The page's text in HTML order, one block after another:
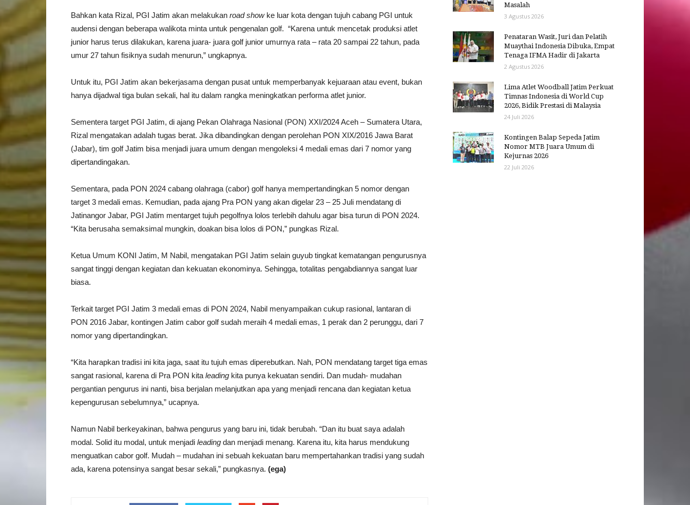
Bahkan kata Rizal, PGI Jatim akan melakukan road showke luar kota dengan tujuh cabang PGI untuk
audensi dengan beberapa walikota minta untuk pengenalan golf. “Karena untuk mencetak produksi atlet
junior harus terus dilakukan, karena juara- juara golf junior umurnya rata – rata 20 sampai 22 tahun, pada
umur 27 tahun fisiknya sudah menurun,” ungkapnya.
Untuk itu, PGI Jatim akan bekerjasama dengan pusat untuk memperbanyak kejuaraan atau event, bukan
hanya dijadwal tiga bulan sekali, hal itu dalam rangka meningkatkan performa atlet junior.
Sementera target PGI Jatim, di ajang Pekan Olahraga Nasional (PON) XXI/2024 Aceh – Sumatera Utara,
Rizal mengatakan adalah tugas berat. Jika dibandingkan dengan perolehan PON XIX/2016 Jawa Barat
(Jabar), tim golf Jatim bisa menjadi juara umum dengan mengoleksi 4 medali emas dari 7 nomor yang
dipertandingakan.
Sementara, pada PON 2024 cabang olahraga (cabor) golf hanya mempertandingkan 5 nomor dengan
target 3 medali emas. Kemudian, pada ajang Pra PON yang akan digelar 23 – 25 Juli mendatang di
Jatinangor Jabar, PGI Jatim mentarget tujuh pegolfnya lolos terlebih dahulu agar bisa turun di PON 2024.
“Kita berusaha semaksimal mungkin, doakan bisa lolos di PON,” pungkas Rizal.
Ketua Umum KONI Jatim, M Nabil, mengatakan PGI Jatim selain guyub tingkat kematangan pengurusnya
sangat tinggi dengan kegiatan dan kekuatan ekonominya. Sehingga, totalitas pengabdiannya sangat luar
biasa.
Terkait target PGI Jatim 3 medali emas di PON 2024, Nabil menyampaikan cukup rasional, lantaran di
PON 2016 Jabar, kontingen Jatim cabor golf sudah meraih 4 medali emas, 1 perak dan 2 perunggu, dari 7
nomor yang dipertandingkan.
“Kita harapkan tradisi ini kita jaga, saat itu tujuh emas diperebutkan. Nah, PON mendatang target tiga emas
sangat rasional, karena di Pra PON kita leading kita punya kekuatan sendiri. Dan mudah- mudahan
pergantian pengurus ini nanti, bisa berjalan melanjutkan apa yang menjadi rencana dan kegiatan ketua
kepengurusan sebelumnya,” ucapnya.
Namun Nabil berkeyakinan, bahwa pengurus yang baru ini, tidak berubah. “Dan itu buat saya adalah
modal. Solid itu modal, untuk menjadi leading dan menjadi menang. Karena itu, kita harus mendukung
menguatkan cabor golf. Mudah – mudahan ini sebuah kekuatan baru mempertahankan tradisi yang sudah
ada, karena potensinya sangat besar sekali,” pungkasnya. (ega)
Masalah
3 Agustus 2026
Penataran Wasit, Juri dan Pelatih
Muaythai Indonesia Dibuka, Empat
Tenaga IFMA Hadir di Jakarta
2 Agustus 2026
Lima Atlet Woodball Jatim Perkuat
Timnas Indonesia di World Cup
2026, Bidik Prestasi di Malaysia
24 Juli 2026
Kontingen Balap Sepeda Jatim
Nomor MTB Juara Umum di
Kejurnas 2026
22 Juli 2026